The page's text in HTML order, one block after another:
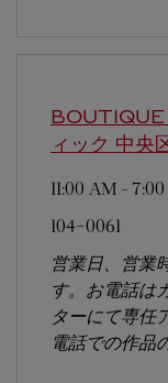
BOUTIQUE
ィック 中央
11:00 AM -
104-0061
営業日、営業
す。お電話は
ターにて専任
電話での作品